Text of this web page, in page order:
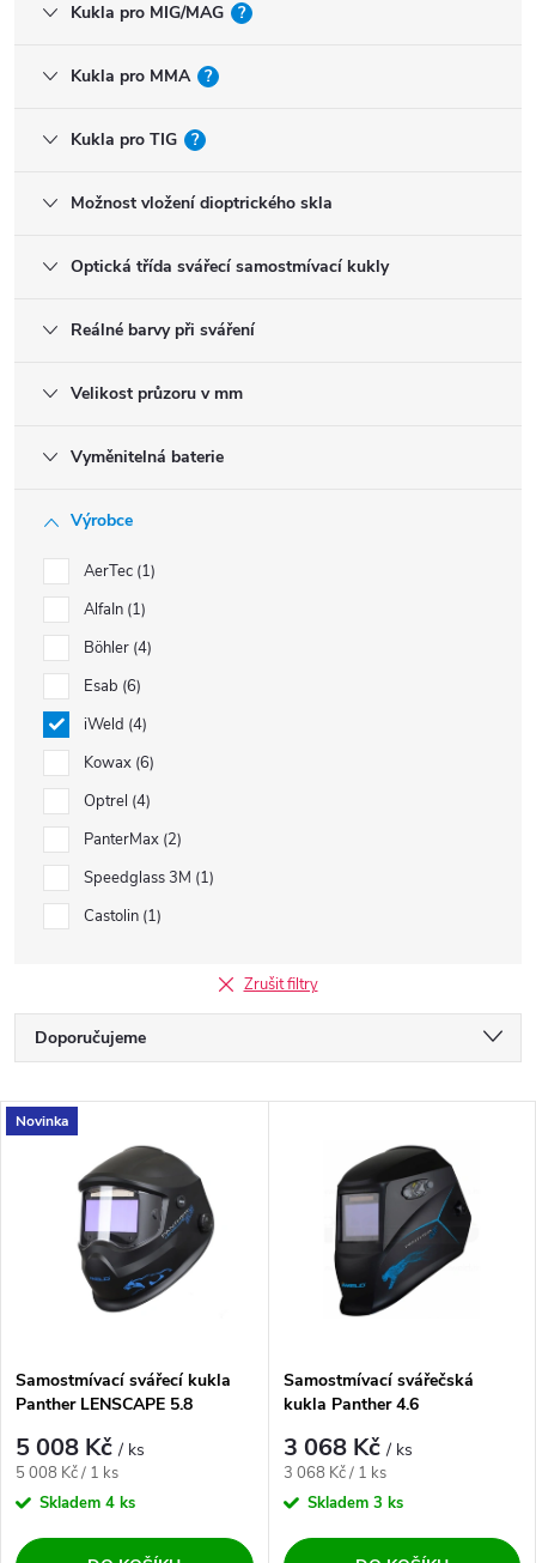
Kukla pro MIG/MAG ?
Kukla pro MMA ?
Kukla pro TIG ?
Možnost vložení dioptrického skla
Optická třída svářecí samostmívací kukly
Reálné barvy při sváření
Velikost průzoru v mm
Vyměnitelná baterie
Výrobce
AerTec 1
AlfaIn 1
Böhler 4
Esab 6
iWeld 4
Kowax 6
Optrel 4
PanterMax 2
Speedglass 3M 1
Castolin 1
Zrušit filtry
Řazení produktů
Doporučujeme
Nejdražší
Nejprodávanější
Abecedně
Výpis produktů
Novinka
Samostmívací svářecí kukla
Panther LENSCAPE 5.8
5 008 Kč/ ks
Měrná cena:
5 008 Kč / 1 ks
Skladem 4 ks
Samostmívací svářečská
kukla Panther 4.6
3 068 Kč/ ks
Měrná cena:
3 068 Kč / 1 ks
Skladem 3 ks